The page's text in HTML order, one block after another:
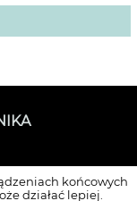
końcowych
działać lepiej.